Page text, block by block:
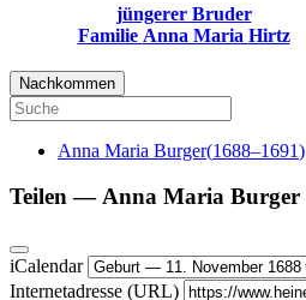
jüngerer Bruder
Familie Anna Maria Hirtz
Nachkommen
Anna Maria Burger(1688–1691)
Teilen —Anna Maria Burger
iCalendar
Internetadresse (URL)